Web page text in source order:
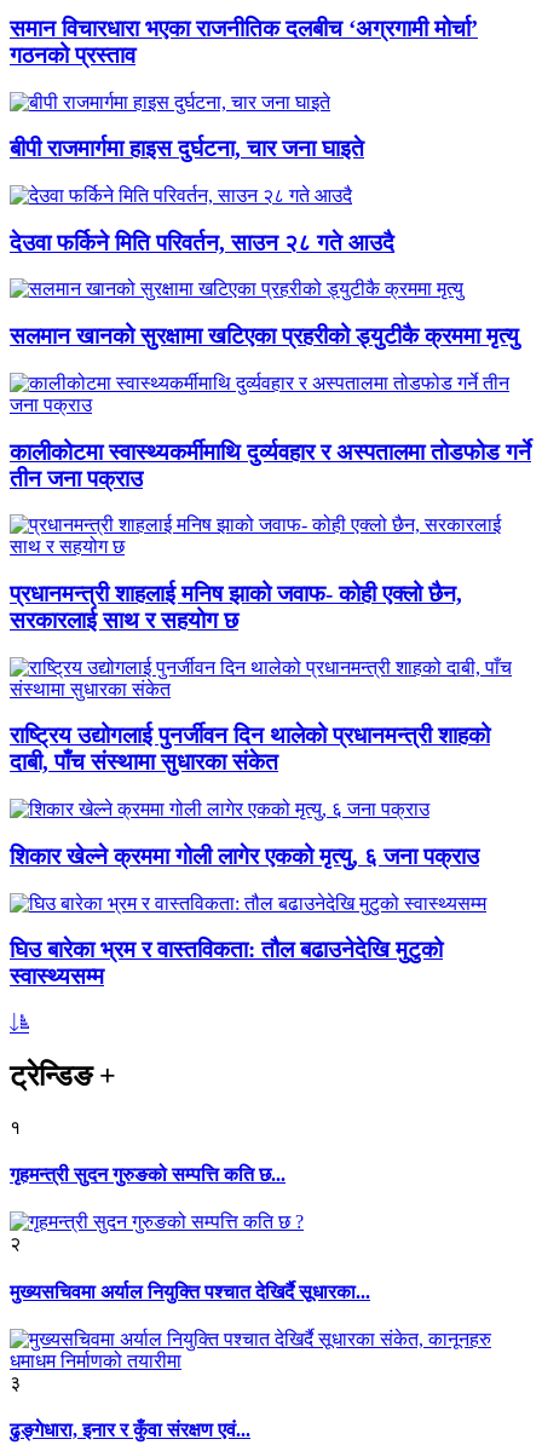
समान विचारधारा भएका राजनीतिक दलबीच ‘अग्रगामी मोर्चा’
गठनको प्रस्ताव
बीपी राजमार्गमा हाइस दुर्घटना, चार जना घाइते
देउवा फर्किने मिति परिवर्तन, साउन २८ गते आउदै
सलमान खानको सुरक्षामा खटिएका प्रहरीको ड्युटीकै क्रममा मृत्यु
कालीकोटमा स्वास्थ्यकर्मीमाथि दुर्व्यवहार र अस्पतालमा तोडफोड गर्ने
तीन जना पक्राउ
प्रधानमन्त्री शाहलाई मनिष झाको जवाफ- कोही एक्लो छैन,
सरकारलाई साथ र सहयोग छ
राष्ट्रिय उद्योगलाई पुनर्जीवन दिन थालेको प्रधानमन्त्री शाहको
दाबी, पाँच संस्थामा सुधारका संकेत
शिकार खेल्ने क्रममा गोली लागेर एकको मृत्यु, ६ जना पक्राउ
घिउ बारेका भ्रम र वास्तविकता: तौल बढाउनेदेखि मुटुको
स्वास्थ्यसम्म
ट्रेन्डिङ+
१
गृहमन्त्री सुदन गुरुङको सम्पत्ति कति छ...
२
मुख्यसचिवमा अर्याल नियुक्ति पश्चात देखिर्दै सूधारका...
३
ढुङ्गेधारा, इनार र कुँवा संरक्षण एवं...